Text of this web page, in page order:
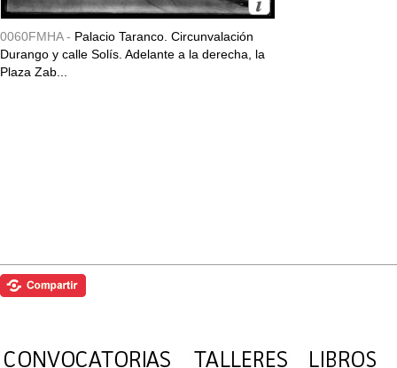
0060FMHA - Palacio Taranco. Circunvalación
Durango y calle Solís. Adelante a la derecha, la
Plaza Zab...